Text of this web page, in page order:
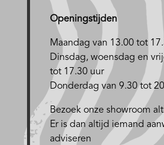
Openingstijden
Maandag van 13.00 tot
Dinsdag, woensdag en
tot 17.30 uur
Donderdag van 9.30 tot
Bezoek onze showroom
Er is dan altijd iemand
adviseren